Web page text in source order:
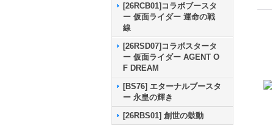
[26RCB01]コラボブースタ
ー 仮面ライダー 運命の戦
線
[26RSD07]コラボスタータ
ー 仮面ライダー AGENT O
F DREAM
[BS76] エターナルブースタ
ー 永皇の輝き
[26RBS01] 創世の鼓動